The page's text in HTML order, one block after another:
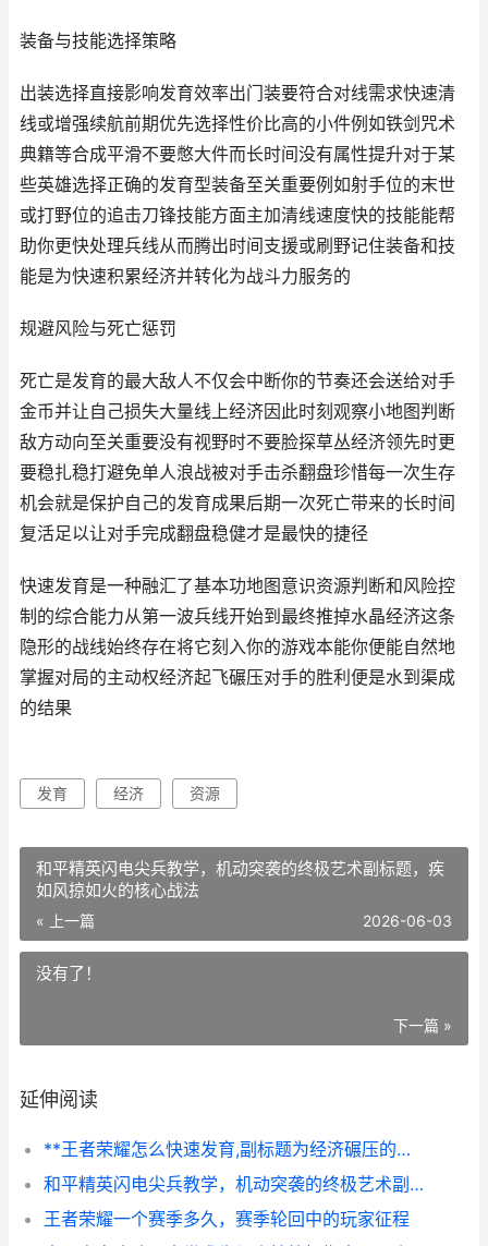
装备与技能选择策略
出装选择直接影响发育效率出门装要符合对线需求快速清
线或增强续航前期优先选择性价比高的小件例如铁剑咒术
典籍等合成平滑不要憋大件而长时间没有属性提升对于某
些英雄选择正确的发育型装备至关重要例如射手位的末世
或打野位的追击刀锋技能方面主加清线速度快的技能能帮
助你更快处理兵线从而腾出时间支援或刷野记住装备和技
能是为快速积累经济并转化为战斗力服务的
规避风险与死亡惩罚
死亡是发育的最大敌人不仅会中断你的节奏还会送给对手
金币并让自己损失大量线上经济因此时刻观察小地图判断
敌方动向至关重要没有视野时不要脸探草丛经济领先时更
要稳扎稳打避免单人浪战被对手击杀翻盘珍惜每一次生存
机会就是保护自己的发育成果后期一次死亡带来的长时间
复活足以让对手完成翻盘稳健才是最快的捷径
快速发育是一种融汇了基本功地图意识资源判断和风险控
制的综合能力从第一波兵线开始到最终推掉水晶经济这条
隐形的战线始终存在将它刻入你的游戏本能你便能自然地
掌握对局的主动权经济起飞碾压对手的胜利便是水到渠成
的结果
发育 经济 资源
和平精英闪电尖兵教学，机动突袭的终极艺术副标题，疾
如风掠如火的核心战法
« 上一篇 2026-06-03
没有了！
下一篇 »
延伸阅读
**王者荣耀怎么快速发育,副标题为经济碾压的终极策略**
和平精英闪电尖兵教学，机动突袭的终极艺术副标题，疾如风掠如火的核心战法
王者荣耀一个赛季多久，赛季轮回中的玩家征程